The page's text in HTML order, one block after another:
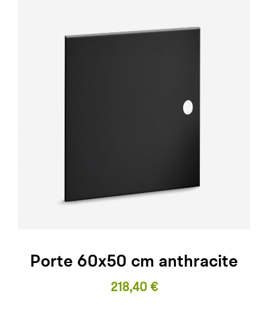
Porte 60x50 cm anthracite
Prix
218,40 €